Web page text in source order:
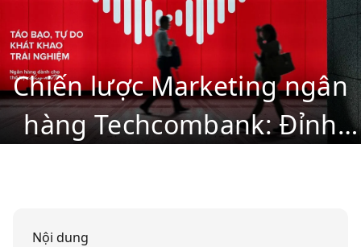
Chiến lược Marketing ngân
hàng Techcombank: Đỉnh
Nội dung